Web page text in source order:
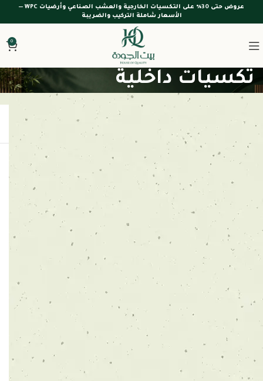
عروض حتى 30% على التكسيات الخارجية والعشب الصناعي وأرضيات WPC —
الأسعار شاملة التركيب والضريبة
0
تكسيات داخلية